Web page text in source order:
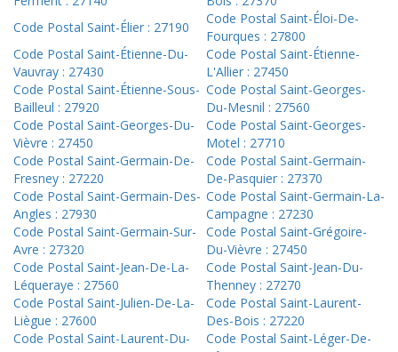
Code Postal Saint-Élier : 27190
Code Postal Saint-Éloi-De-
Fourques : 27800
Code Postal Saint-Étienne-Du-
Vauvray : 27430
Code Postal Saint-Étienne-
L'Allier : 27450
Code Postal Saint-Étienne-Sous-
Bailleul : 27920
Code Postal Saint-Georges-
Du-Mesnil : 27560
Code Postal Saint-Georges-Du-
Vièvre : 27450
Code Postal Saint-Georges-
Motel : 27710
Code Postal Saint-Germain-De-
Fresney : 27220
Code Postal Saint-Germain-
De-Pasquier : 27370
Code Postal Saint-Germain-Des-
Angles : 27930
Code Postal Saint-Germain-La-
Campagne : 27230
Code Postal Saint-Germain-Sur-
Avre : 27320
Code Postal Saint-Grégoire-
Du-Vièvre : 27450
Code Postal Saint-Jean-De-La-
Léqueraye : 27560
Code Postal Saint-Jean-Du-
Thenney : 27270
Code Postal Saint-Julien-De-La-
Liègue : 27600
Code Postal Saint-Laurent-
Des-Bois : 27220
Code Postal Saint-Laurent-Du-
Code Postal Saint-Léger-De-